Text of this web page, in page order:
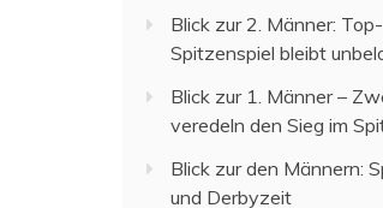
Blick zur 2. Männer:
Spitzenspiel bleibt
Blick zur 1. Männer –
veredeln den Sieg im
Blick zur den Männern:
und Derbyzeit